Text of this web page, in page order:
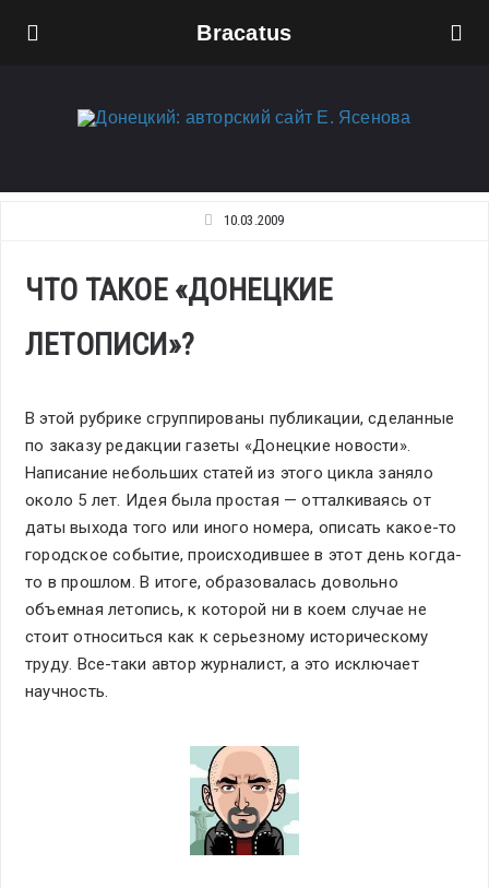
Bracatus
10.03.2009
ЧТО ТАКОЕ «ДОНЕЦКИЕ
ЛЕТОПИСИ»?
В этой рубрике сгруппированы публикации, сделанные
по заказу редакции газеты «Донецкие новости».
Написание небольших статей из этого цикла заняло
около 5 лет. Идея была простая — отталкиваясь от
даты выхода того или иного номера, описать какое-то
городское событие, происходившее в этот день когда-
то в прошлом. В итоге, образовалась довольно
объемная летопись, к которой ни в коем случае не
стоит относиться как к серьезному историческому
труду. Все-таки автор журналист, а это исключает
научность.